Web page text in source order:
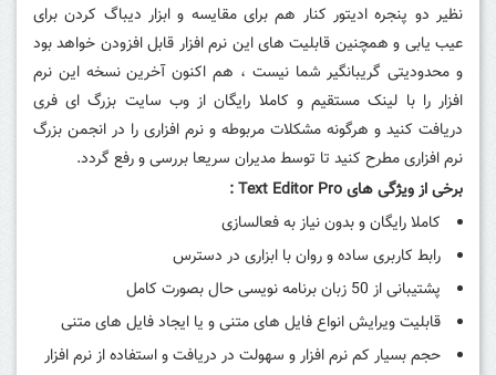
نظیر دو پنجره ادیتور کنار هم برای مقایسه و ابزار دیباگ کردن برای
عیب یابی و همچنین قابلیت های این نرم افزار قابل افزودن خواهد بود
و محدودیتی گریبانگیر شما نیست ، هم اکنون آخرین نسخه این نرم
افزار را با لینک مستقیم و کاملا رایگان از وب سایت بزرگ ای فری
دریافت کنید و هرگونه مشکلات مربوطه و نرم افزاری را در انجمن بزرگ
نرم افزاری مطرح کنید تا توسط مدیران سریعا بررسی و رفع گردد.
برخی از ویژگی هایText Editor Pro
:
کاملا رایگان و بدون نیاز به فعالسازی
رابط کاربری ساده و روان با ابزاری در دسترس
پشتیبانی از 50 زبان برنامه نویسی حال بصورت کامل
قابلیت ویرایش انواع فایل های متنی و یا ایجاد فایل های متنی
حجم بسیار کم نرم افزار و سهولت در دریافت و استفاده از نرم افزار